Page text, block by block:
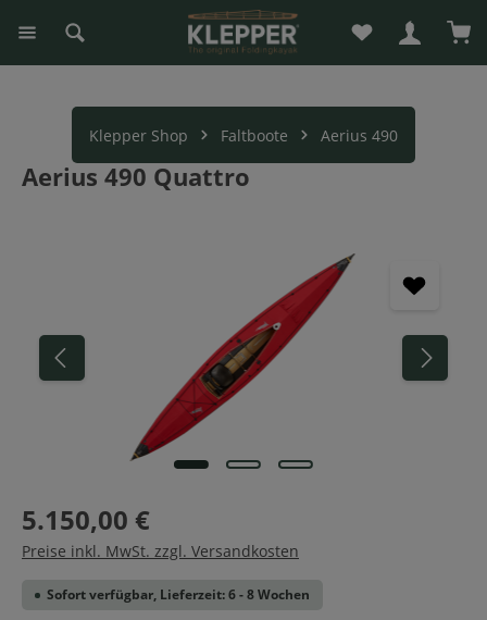
springen Du hast 0
Klepper Shop Faltboote Aerius 490
Aerius 490 Quattro
5.150,00 €
Preise inkl. MwSt. zzgl. Versandkosten
Sofort verfügbar, Lieferzeit: 6 - 8 Wochen